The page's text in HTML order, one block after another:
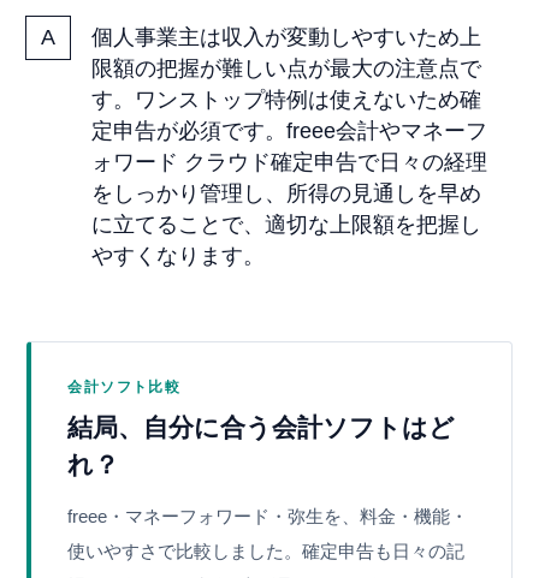
個人事業主は収入が変動しやすいため上
限額の把握が難しい点が最大の注意点で
す。ワンストップ特例は使えないため確
定申告が必須です。freee会計やマネーフ
ォワード クラウド確定申告で日々の経理
をしっかり管理し、所得の見通しを早め
に立てることで、適切な上限額を把握し
やすくなります。
会計ソフト比較
結局、自分に合う会計ソフトはど
れ？
freee・マネーフォワード・弥生を、料金・機能・
使いやすさで比較しました。確定申告も日々の記